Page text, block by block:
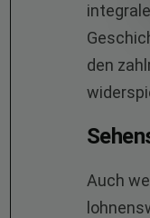
den
Auch